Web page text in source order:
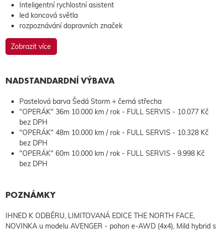
Inteligentní rychlostní asistent
led koncová světla
rozpoznávání dopravních značek
Zobrazit více
NADSTANDARDNÍ VÝBAVA
Pastelová barva Šedá Storm + černá střecha
"OPERÁK" 36m 10.000 km / rok - FULL SERVIS - 10.077 Kč
bez DPH
"OPERÁK" 48m 10.000 km / rok - FULL SERVIS - 10.328 Kč
bez DPH
"OPERÁK" 60m 10.000 km / rok - FULL SERVIS - 9.998 Kč
bez DPH
POZNÁMKY
IHNED K ODBĚRU, LIMITOVANÁ EDICE THE NORTH FACE,
NOVINKA u modelu AVENGER - pohon e-AWD (4x4), Mild hybrid s